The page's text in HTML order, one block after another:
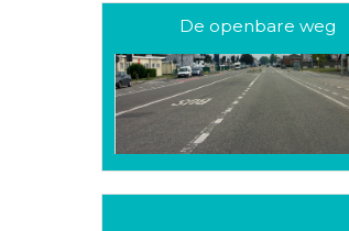
De openbare weg